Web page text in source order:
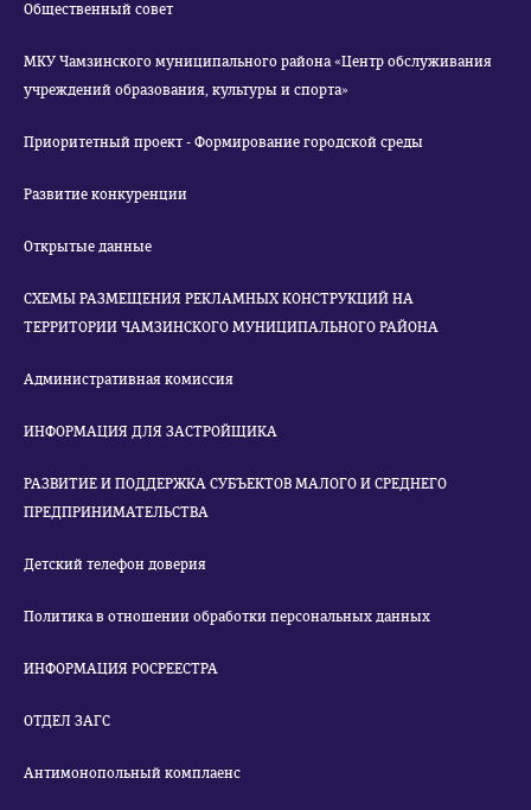
Общественный совет
МКУ Чамзинского муниципального района «Центр обслуживания
учреждений образования, культуры и спорта»
Приоритетный проект - Формирование городской среды
Развитие конкуренции
Открытые данные
СХЕМЫ РАЗМЕЩЕНИЯ РЕКЛАМНЫХ КОНСТРУКЦИЙ НА
ТЕРРИТОРИИ ЧАМЗИНСКОГО МУНИЦИПАЛЬНОГО РАЙОНА
Административная комиссия
ИНФОРМАЦИЯ ДЛЯ ЗАСТРОЙЩИКА
РАЗВИТИЕ И ПОДДЕРЖКА СУБЪЕКТОВ МАЛОГО И СРЕДНЕГО
ПРЕДПРИНИМАТЕЛЬСТВА
Детский телефон доверия
Политика в отношении обработки персональных данных
ИНФОРМАЦИЯ РОСРЕЕСТРА
ОТДЕЛ ЗАГС
Антимонопольный комплаенс